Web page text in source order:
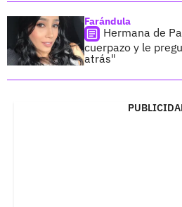
Farándula
Hermana de
cuerpazo y le
atrás"